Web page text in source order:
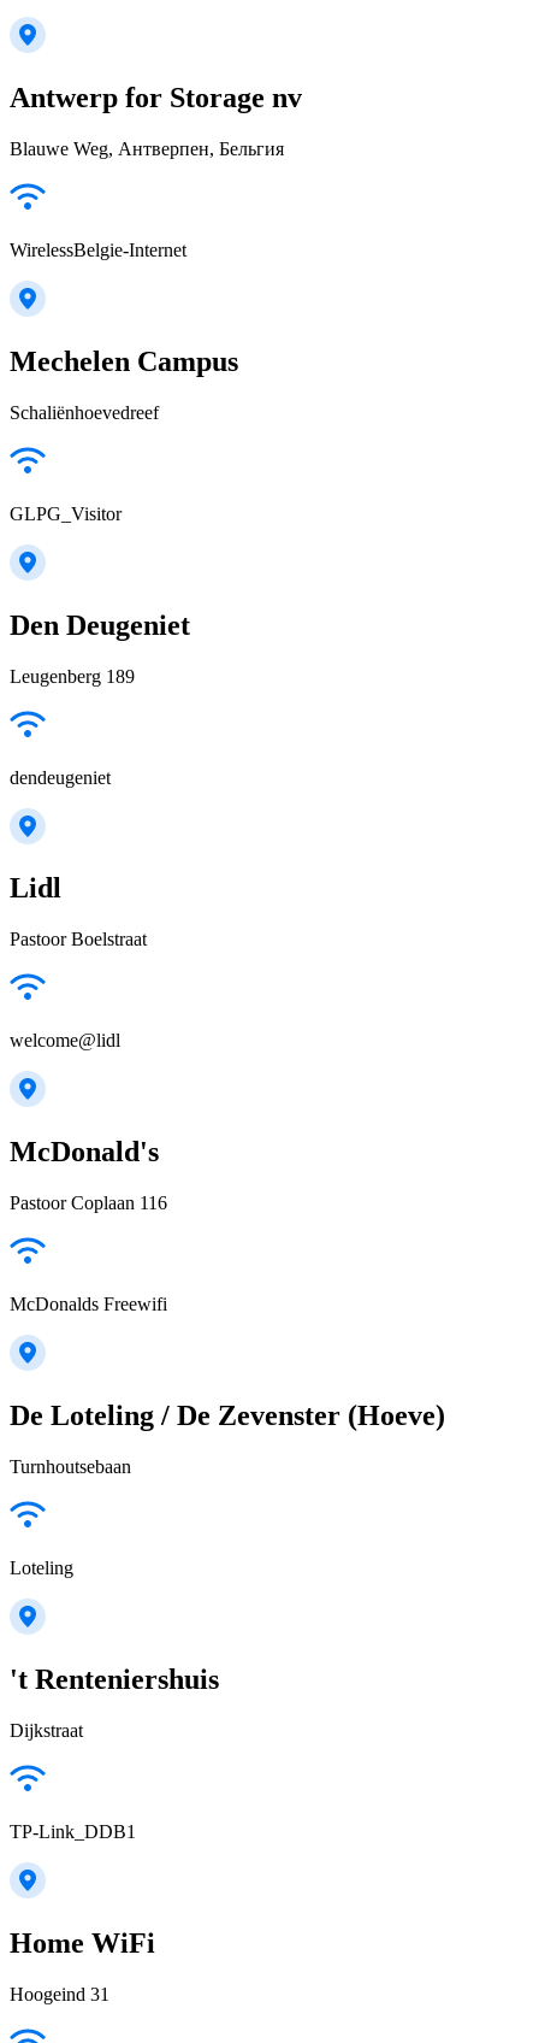
Antwerp for Storage nv
Blauwe Weg, Антверпен, Бельгия
WirelessBelgie-Internet
Mechelen Campus
Schaliënhoevedreef
GLPG_Visitor
Den Deugeniet
Leugenberg 189
dendeugeniet
Lidl
Pastoor Boelstraat
welcome@lidl
McDonald's
Pastoor Coplaan 116
McDonalds Freewifi
De Loteling / De Zevenster (Hoeve)
Turnhoutsebaan
Loteling
't Renteniershuis
Dijkstraat
TP-Link_DDB1
Home WiFi
Hoogeind 31